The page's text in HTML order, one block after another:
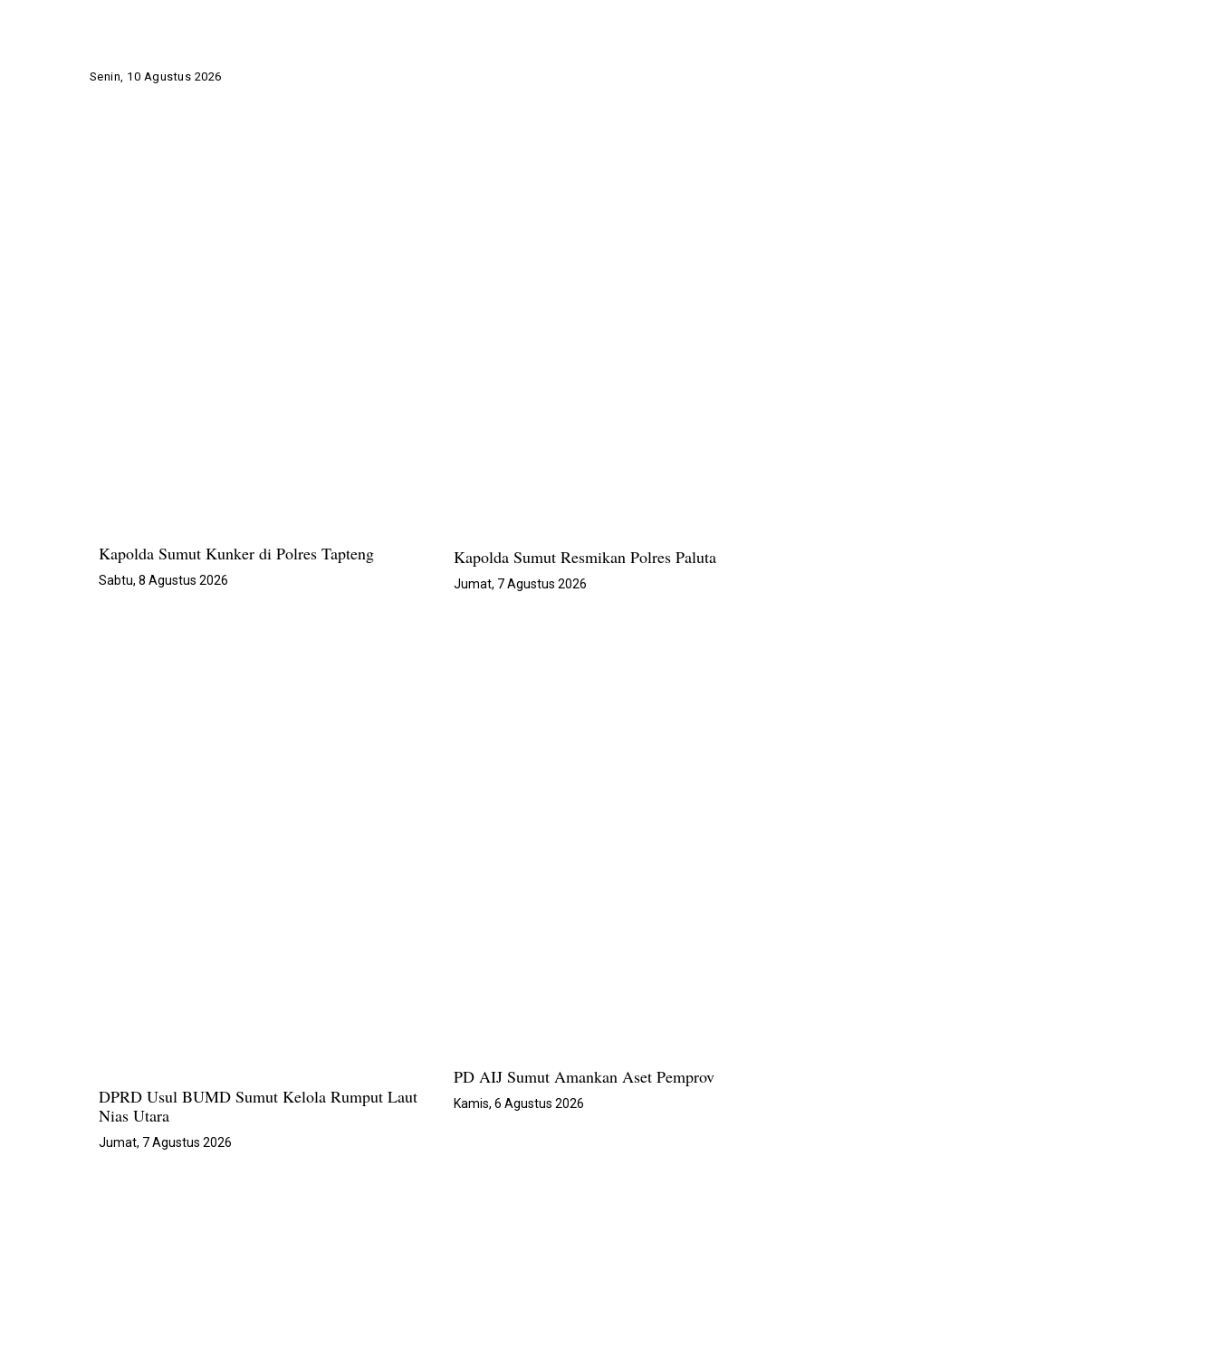
Senin, 10 Agustus 2026
Kapolda Sumut Kunker di Polres Tapteng
Sabtu, 8 Agustus 2026
Kapolda Sumut Resmikan Polres Paluta
Jumat, 7 Agustus 2026
DPRD Usul BUMD Sumut Kelola Rumput Laut
Nias Utara
Jumat, 7 Agustus 2026
PD AIJ Sumut Amankan Aset Pemprov
Kamis, 6 Agustus 2026